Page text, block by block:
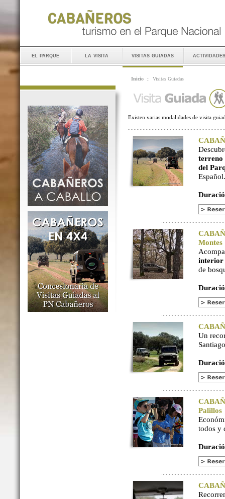
el parque la visita visitas guiadas actividades
Inicio :: Visitas Guiadas
Existen varias modalidades de visita
terreno
del
Español.
Montes
interior
de
Un
Palillos
todos y